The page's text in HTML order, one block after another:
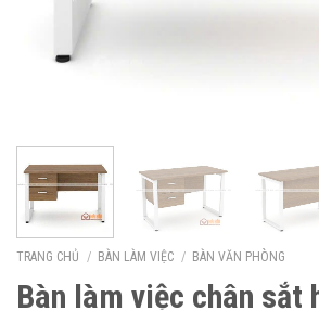
TRANG CHỦ / BÀN LÀM VIỆC / BÀN VĂN PHÒNG
Bàn làm việc chân sắt